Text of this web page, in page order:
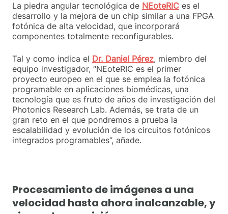
La piedra angular tecnológica de NEoteRIC es el
desarrollo y la mejora de un chip similar a una FPGA
fotónica de alta velocidad, que incorporará
componentes totalmente reconfigurables.
Tal y como indica el Dr. Daniel Pérez, miembro del
equipo investigador, “NEoteRIC es el primer
proyecto europeo en el que se emplea la fotónica
programable en aplicaciones biomédicas, una
tecnología que es fruto de años de investigación del
Photonics Research Lab. Además, se trata de un
gran reto en el que pondremos a prueba la
escalabilidad y evolución de los circuitos fotónicos
integrados programables”, añade.
Procesamiento de imágenes a una
velocidad hasta ahora inalcanzable, y